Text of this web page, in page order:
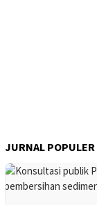
JURNAL POPULER